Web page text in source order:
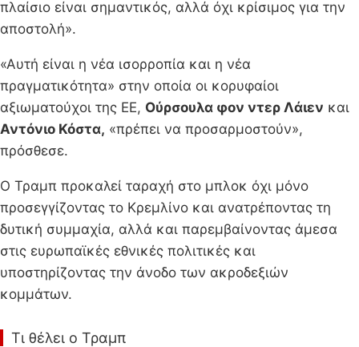
πλαίσιο είναι σημαντικός, αλλά όχι κρίσιμος για την
αποστολή».
«Αυτή είναι η νέα ισορροπία και η νέα
πραγματικότητα» στην οποία οι κορυφαίοι
αξιωματούχοι της ΕΕ, Ούρσουλα φον ντερ Λάιεν και
Αντόνιο Κόστα, «πρέπει να προσαρμοστούν»,
πρόσθεσε.
Ο Τραμπ προκαλεί ταραχή στο μπλοκ όχι μόνο
προσεγγίζοντας το Κρεμλίνο και ανατρέποντας τη
δυτική συμμαχία, αλλά και παρεμβαίνοντας άμεσα
στις ευρωπαϊκές εθνικές πολιτικές και
υποστηρίζοντας την άνοδο των ακροδεξιών
κομμάτων.
Τι θέλει ο Τραμπ